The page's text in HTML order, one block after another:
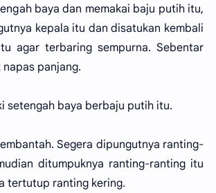
baya dan memakai baju putih itu,
kepala itu dan disatukan kembali
agar terbaring sempurna. Sebentar
panjang.
setengah baya berbaju putih itu.
Segera dipungutnya ranting-
ditumpuknya ranting-ranting itu
tertutup ranting kering.